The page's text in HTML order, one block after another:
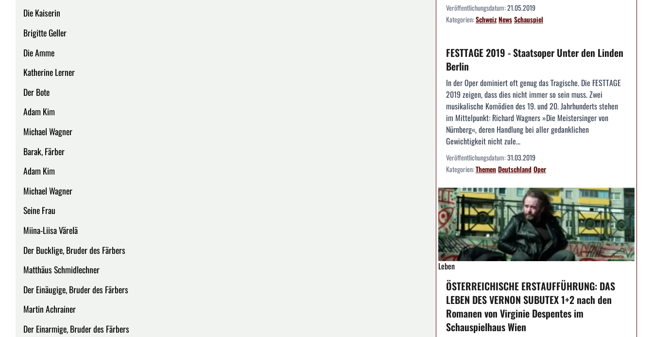
Die Kaiserin
Brigitte Geller
Die Amme
Katherine Lerner
Der Bote
Adam Kim
Michael Wagner
Barak, Färber
Adam Kim
Michael Wagner
Seine Frau
Miina-Liisa Värelä
Der Bucklige, Bruder des Färbers
Matthäus Schmidlechner
Der Einäugige, Bruder des Färbers
Martin Achrainer
Der Einarmige, Bruder des Färbers
Veröffentlichungsdatum:21.05.2019
Kategorien:SchweizNewsSchauspiel
FESTTAGE 2019 - Staatsoper Unter den Linden
Berlin
In der Oper dominiert oft genug das Tragische. Die FESTTAGE
2019 zeigen, dass dies nicht immer so sein muss. Zwei
musikalische Komödien des 19. und 20. Jahrhunderts stehen
im Mittelpunkt: Richard Wagners »Die Meistersinger von
Nürnberg«, deren Handlung bei aller gedanklichen
Gewichtigkeit nicht zule...
Veröffentlichungsdatum:31.03.2019
Kategorien:ThemenDeutschlandOper
Leben
ÖSTERREICHISCHE ERSTAUFFÜHRUNG: DAS
LEBEN DES VERNON SUBUTEX 1+2 nach den
Romanen von Virginie Despentes im
Schauspielhaus Wien